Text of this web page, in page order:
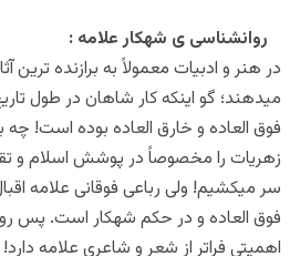
روانشناسی ی شهکار علامه :
در هنر و ادبیات معمولاً به برازنده ترین
میدهند؛ گو اینکه کار شاهان در طول
فوق العاده و خارق العاده بوده است! چه
زهریات را مخصوصاً در پوشش اسلام و
سر میکشیم! ولی رباعی فوقانی علامه
فوق العاده و در حکم شهکار است. پس
اهمیتی فراتر از شعر و شاعری علامه